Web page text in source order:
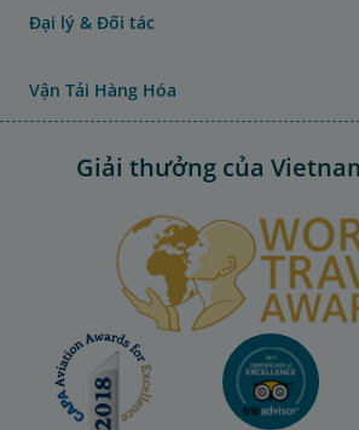
Đại lý & Đối tác
Vận Tải Hàng Hóa
Giải thưởng của